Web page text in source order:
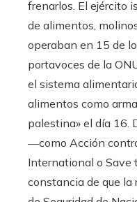
frenarlos. El ejército
de alimentos,
operaban en 15 de
portavoces de la
el sistema
alimentos como
palestina» el día 16.
―como Acción
International o
constancia de que la